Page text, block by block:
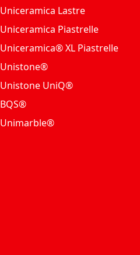
Uniceramica Lastre
Uniceramica Piastrelle
Uniceramica® XL Piastrelle
Unistone®
Unistone UniQ®
BQS®
Unimarble®